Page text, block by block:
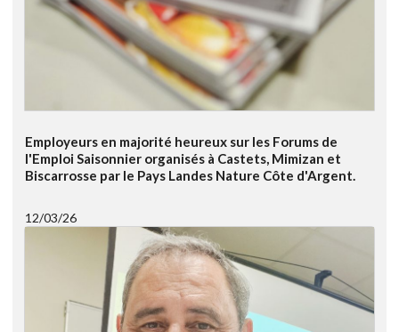
Employeurs en majorité heureux sur les Forums de
l'Emploi Saisonnier organisés à Castets, Mimizan et
Biscarrosse par le Pays Landes Nature Côte d'Argent.
12/03/26